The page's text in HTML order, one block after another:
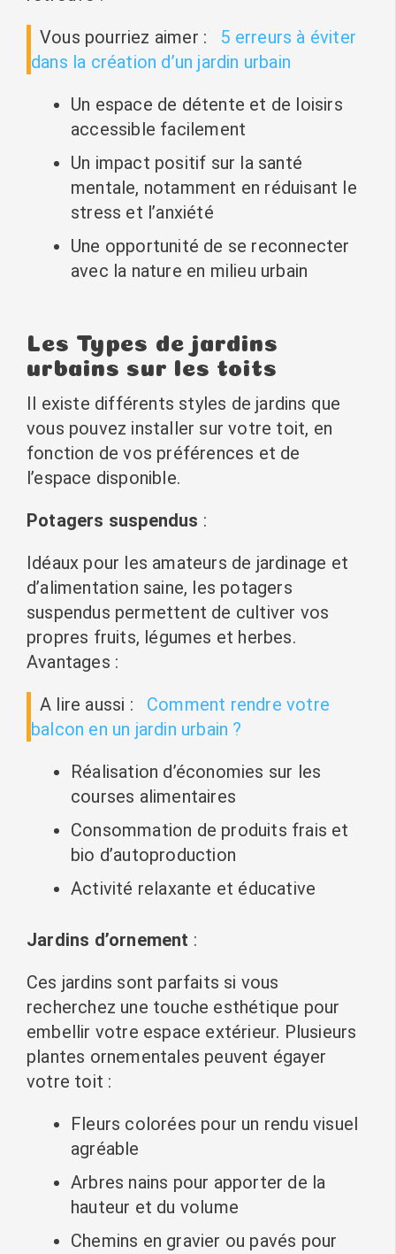
Vous pourriez aimer :
5 erreurs à éviter
dans la création d’un jardin urbain
Un espace de détente et de loisirs
accessible facilement
Un impact positif sur la santé
mentale, notamment en réduisant le
stress et l’anxiété
Une opportunité de se reconnecter
avec la nature en milieu urbain
Les Types de jardins
urbains sur les toits
Il existe différents styles de jardins que
vous pouvez installer sur votre toit, en
fonction de vos préférences et de
l’espace disponible.
Potagers suspendus :
Idéaux pour les amateurs de jardinage et
d’alimentation saine, les potagers
suspendus permettent de cultiver vos
propres fruits, légumes et herbes.
Avantages :
A lire aussi :
Comment rendre votre
balcon en un jardin urbain ?
Réalisation d’économies sur les
courses alimentaires
Consommation de produits frais et
bio d’autoproduction
Activité relaxante et éducative
Jardins d’ornement :
Ces jardins sont parfaits si vous
recherchez une touche esthétique pour
embellir votre espace extérieur. Plusieurs
plantes ornementales peuvent égayer
votre toit :
Fleurs colorées pour un rendu visuel
agréable
Arbres nains pour apporter de la
hauteur et du volume
Chemins en gravier ou pavés pour